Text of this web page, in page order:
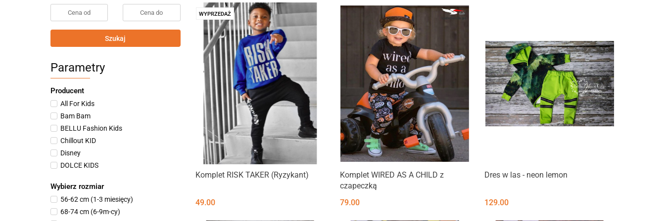
Szukaj
Parametry
Producent
All For Kids
Bam Bam
BELLU Fashion Kids
Chillout KID
Disney
DOLCE KIDS
HASHTAG KIDS
Inny
JUST NOW brand
Wybierz rozmiar
56-62 cm (1-3 miesięcy)
68-74 cm (6-9m-cy)
WYPRZEDAŻ
Komplet RISK TAKER (Ryzykant)
49.00
Komplet WIRED AS A CHILD z
czapeczką
79.00
Dres w las - neon lemon
129.00